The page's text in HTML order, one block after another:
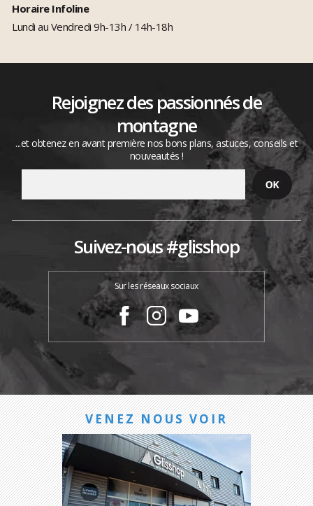
Horaire Infoline
Lundi au Vendredi 9h-13h / 14h-18h
Rejoignez des passionnés de
montagne
...et obtenez en avant première nos bons plans, astuces, conseils et
nouveautés !
Suivez-nous #glisshop
Sur les réseaux sociaux
VENEZ NOUS VOIR